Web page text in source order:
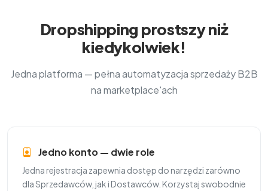
Dropshipping prostszy niż
kiedykolwiek!
Jedna platforma — pełna automatyzacja sprzedaży B2B
na marketplace'ach
Jedno konto — dwie role
Jedna rejestracja zapewnia dostęp do narzędzi zarówno
dla Sprzedawców, jak i Dostawców. Korzystaj swobodnie